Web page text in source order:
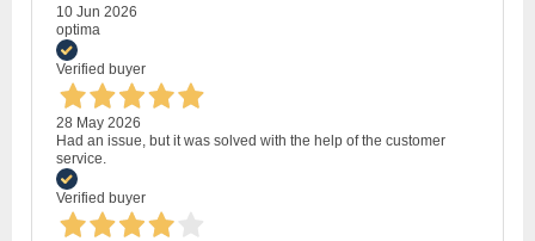
10 Jun 2026
optima
Verified buyer
28 May 2026
Had an issue, but it was solved with the help of the customer
service.
Verified buyer